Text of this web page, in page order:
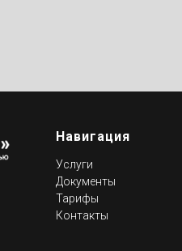
Навигация
Услуги
Документы
Тарифы
Контакты